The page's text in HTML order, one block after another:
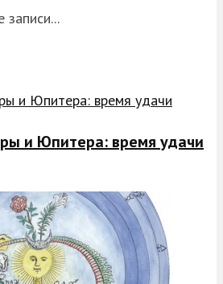
и Юпитера: время удачи